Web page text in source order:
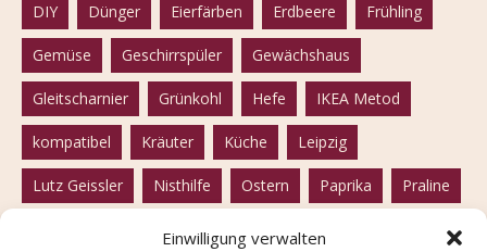
Einwilligung verwalten
DIY Dünger Eierfärben Erdbeere Frühling
Gemüse Geschirrspüler Gewächshaus
Gleitscharnier Grünkohl Hefe IKEA Metod
kompatibel Kräuter Küche Leipzig
Lutz Geissler Nisthilfe Ostern Paprika Praline
Rote Beete